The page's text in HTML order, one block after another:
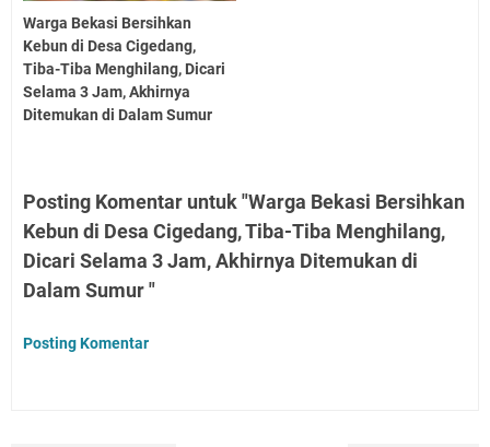
Warga Bekasi Bersihkan
Kebun di Desa Cigedang,
Tiba-Tiba Menghilang, Dicari
Selama 3 Jam, Akhirnya
Ditemukan di Dalam Sumur
Posting Komentar untuk "Warga Bekasi Bersihkan
Kebun di Desa Cigedang, Tiba-Tiba Menghilang,
Dicari Selama 3 Jam, Akhirnya Ditemukan di
Dalam Sumur "
Posting Komentar